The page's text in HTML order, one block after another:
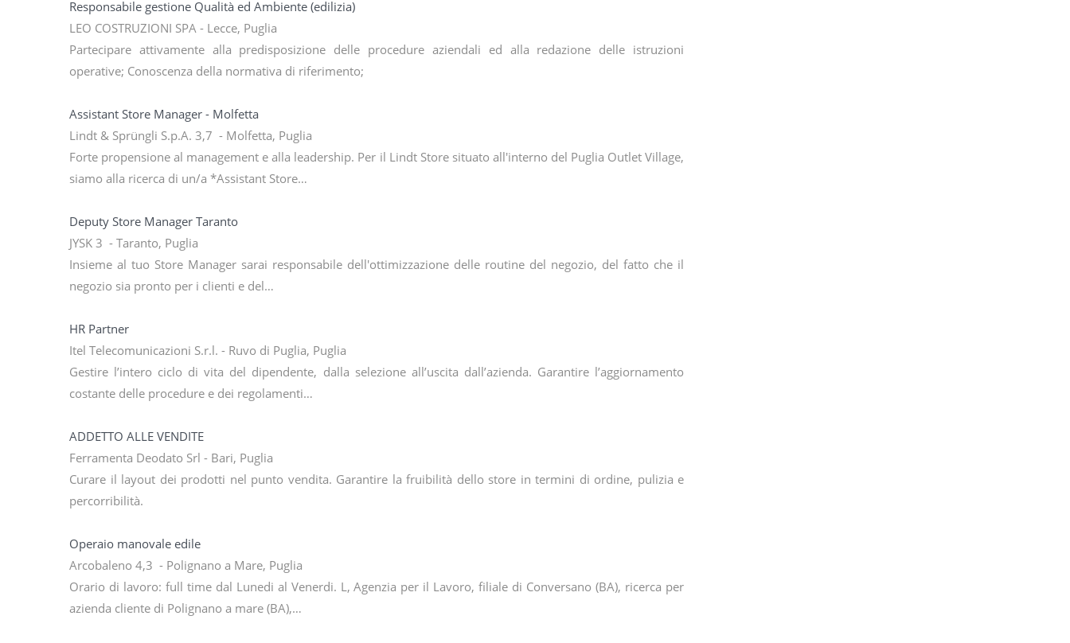
Responsabile gestione Qualità ed Ambiente (edilizia)
LEO COSTRUZIONI SPA - Lecce, Puglia
Partecipare attivamente alla predisposizione delle procedure aziendali ed alla redazione delle istruzioni
operative; Conoscenza della normativa di riferimento;
Assistant Store Manager - Molfetta
Lindt & Sprüngli S.p.A. 3,7 - Molfetta, Puglia
Forte propensione al management e alla leadership. Per il Lindt Store situato all'interno del Puglia Outlet Village,
siamo alla ricerca di un/a *Assistant Store…
Deputy Store Manager Taranto
JYSK 3 - Taranto, Puglia
Insieme al tuo Store Manager sarai responsabile dell'ottimizzazione delle routine del negozio, del fatto che il
negozio sia pronto per i clienti e del…
HR Partner
Itel Telecomunicazioni S.r.l. - Ruvo di Puglia, Puglia
Gestire l’intero ciclo di vita del dipendente, dalla selezione all’uscita dall’azienda. Garantire l’aggiornamento
costante delle procedure e dei regolamenti…
ADDETTO ALLE VENDITE
Ferramenta Deodato Srl - Bari, Puglia
Curare il layout dei prodotti nel punto vendita. Garantire la fruibilità dello store in termini di ordine, pulizia e
percorribilità.
Operaio manovale edile
Arcobaleno 4,3 - Polignano a Mare, Puglia
Orario di lavoro: full time dal Lunedi al Venerdi. L, Agenzia per il Lavoro, filiale di Conversano (BA), ricerca per
azienda cliente di Polignano a mare (BA),…